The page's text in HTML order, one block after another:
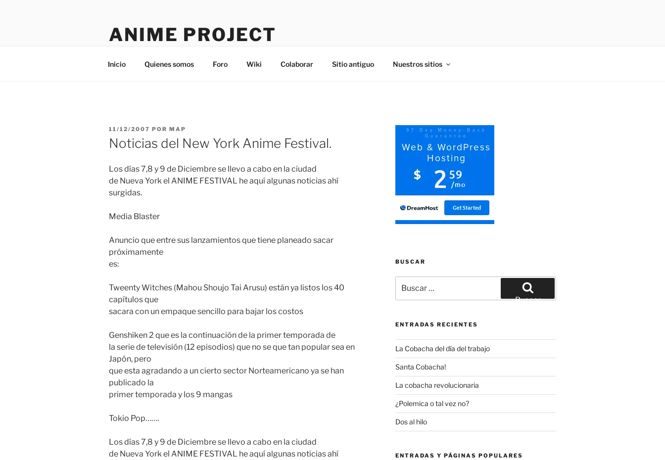
ANIME PROJECT
Inicio Quienes somos Foro Wiki Colaborar Sitio antiguo Nuestros sitios
PUBLICADO
EL
11/12/2007 POR MAP
Noticias del New York Anime Festival.
Los días 7,8 y 9 de Diciembre se llevo a cabo en la ciudad
de Nueva York el ANIME FESTIVAL he aquí algunas noticias ahí
surgidas.
Media Blaster
Anuncio que entre sus lanzamientos que tiene planeado sacar
próximamente
es:
Tweenty Witches (Mahou Shoujo Tai Arusu) están ya listos los 40
capítulos que
sacara con un empaque sencillo para bajar los costos
Genshiken 2 que es la continuación de la primer temporada de
la serie de televisión (12 episodios) que no se que tan popular sea en
Japón, pero
que esta agradando a un cierto sector Norteamericano ya se han
publicado la
primer temporada y los 9 mangas
Tokio Pop…….
Los días 7,8 y 9 de Diciembre se llevo a cabo en la ciudad
de Nueva York el ANIME FESTIVAL he aquí algunas noticias ahí
BUSCAR
por:
Buscar
ENTRADAS RECIENTES
La Cobacha del día del trabajo
Santa Cobacha!
La cobacha revolucionaria
¿Polemica o tal vez no?
Dos al hilo
ENTRADAS Y PÁGINAS POPULARES